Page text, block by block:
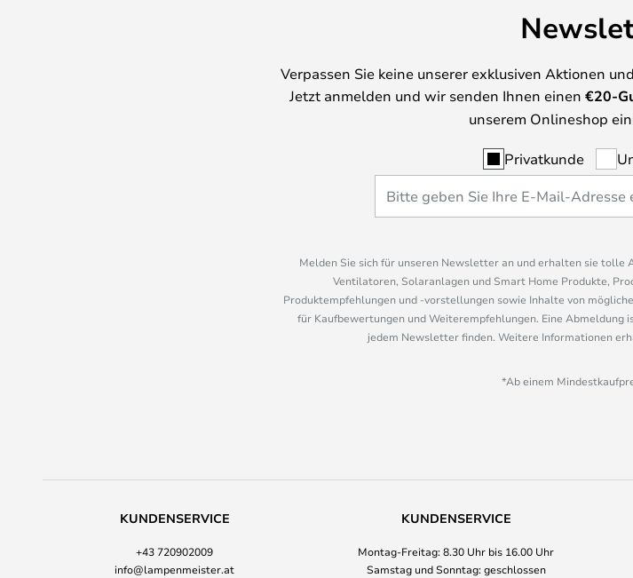
Verpassen Sie keine unserer exklusiven Aktionen
Jetzt anmelden und wir senden Ihnen einen €20-
unserem Onlineshop
Privatkunde
Melden Sie sich für unseren Newsletter an und erhalten sie tolle
Ventilatoren, Solaranlagen und Smart Home Produkte,
Produktempfehlungen und -vorstellungen sowie Inhalte von
für Kaufbewertungen und Weiterempfehlungen. Eine Abmeldung
jedem Newsletter finden. Weitere Informationen
*Ab einem
KUNDENSERVICE
+43 720902009
info@lampenmeister.at
KUNDENSERVICE
Montag-Freitag: 8.30 Uhr bis 16.00 Uhr
Samstag und Sonntag: geschlossen